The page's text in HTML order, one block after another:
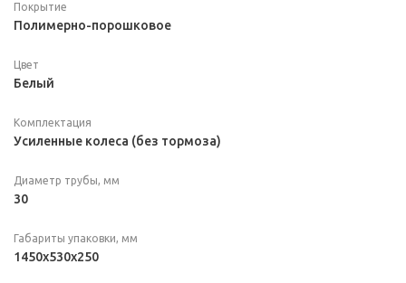
Покрытие
Полимерно-порошковое
Цвет
Белый
Комплектация
Усиленные колеса (без тормоза)
Диаметр трубы, мм
30
Габариты упаковки, мм
1450х530х250